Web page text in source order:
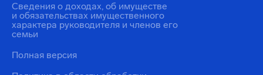
Сведения о доходах, об имуществе
и обязательствах имущественного
характера руководителя и членов его
семьи
Полная версия